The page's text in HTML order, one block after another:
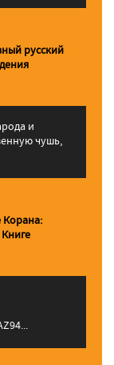
русский
и
чушь,
Корана: